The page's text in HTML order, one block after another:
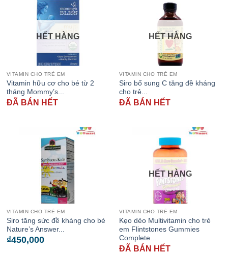
HẾT HÀNG
VITAMIN CHO TRẺ EM
Vitamin hữu cơ cho bé từ 2
tháng Mommy’s...
ĐÃ BÁN HẾT
HẾT HÀNG
VITAMIN CHO TRẺ EM
Siro bổ sung C tăng đề kháng
cho trẻ...
ĐÃ BÁN HẾT
VITAMIN CHO TRẺ EM
Siro tăng sức đề kháng cho bé
Nature’s Answer...
₫450,000
HẾT HÀNG
VITAMIN CHO TRẺ EM
Kẹo dẻo Multivitamin cho trẻ
em Flintstones Gummies
Complete...
ĐÃ BÁN HẾT